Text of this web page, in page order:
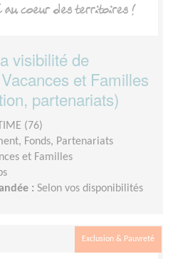
visibilité de
et Familles
partenariats)
(76)
Fonds, Partenariats
et Familles
: Selon vos disponibilités
Exclusion & Pauvreté